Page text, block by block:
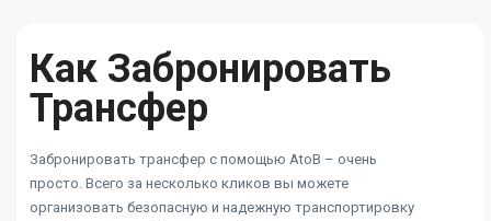
Как Забронировать
Трансфер
Забронировать трансфер с помощью AtoB – очень
просто. Всего за несколько кликов вы можете
организовать безопасную и надежную транспортировку